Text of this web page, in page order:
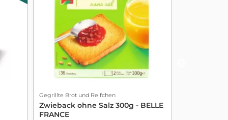
Gegrillte Brot und Reifchen
Zwieback ohne Salz 300g - BELLE
FRANCE